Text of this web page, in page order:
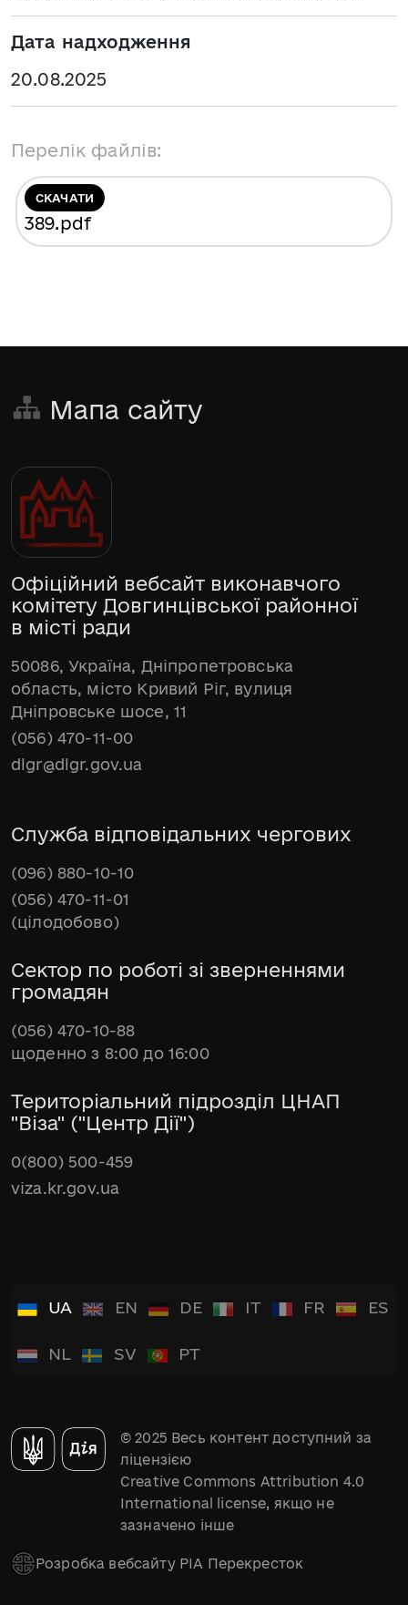
Дата надходження
20.08.2025
Перелік файлів:
СКАЧАТИ
389.pdf
Мапа сайту
Офіційний вебсайт виконавчого
комітету Довгинцівської районної
в місті ради
50086, Україна, Дніпропетровська
область, місто Кривий Ріг, вулиця
Дніпровське шосе, 11
(056) 470-11-00
dlgr@dlgr.gov.ua
Служба відповідальних чергових
(096) 880-10-10
(056) 470-11-01
(цілодобово)
Сектор по роботі зі зверненнями
громадян
(056) 470-10-88
щоденно з 8:00 до 16:00
Територіальний підрозділ ЦНАП
"Віза" ("Центр Дії")
0(800) 500-459
viza.kr.gov.ua
UA EN DE IT FR ES
NL SV PT
© 2025 Весь контент доступний за
ліцензією
Creative Commons Attribution 4.0
International license, якщо не
зазначено інше
Розробка вебсайту РІА Перекресток